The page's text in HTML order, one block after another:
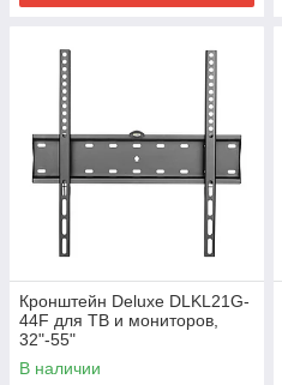
Кронштейн Deluxe DLKL21G-
44F для ТВ и мониторов,
32"-55"
В наличии